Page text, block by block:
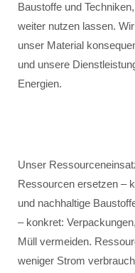
Baustoffe und
weiter nutzen lassen.
unser Material
und unsere
Energien.
Unser
Ressourcen ersetzen –
und nachhaltige
– konkret:
Müll vermeiden.
weniger Strom